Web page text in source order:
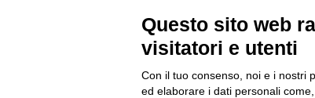
Accedi o iscriviti alla nostra Newsletter Legacoop
Informazioni per restare sempre aggiornati sul
mondo della cooperazione.
Questo sito web
visitatori e utenti
Con il tuo consenso, noi e i nostri
ed elaborare i dati personali